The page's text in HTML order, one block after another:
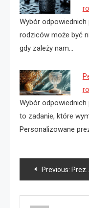
Wybór
rodziców może być
gdy zależy nam…
Wybór
to zadanie, które
Personalizowane
Nawigacja
wpisu
Previous: Prezenty personalizowane dla mężczyzny